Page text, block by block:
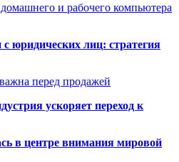
и рабочего компьютера
юридических лиц: стратегия
перед продажей
ускоряет переход к
в центре внимания мировой